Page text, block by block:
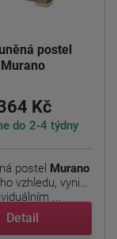
postel
Murano
Kč
do 2-4 týdny
postel Murano
vzhledu, vyniká
...
Detail